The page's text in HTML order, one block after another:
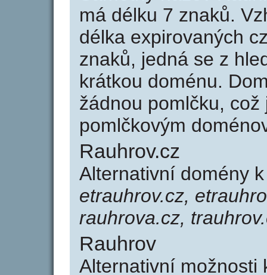
má délku 7 znaků.
délka expirovaných
znaků, jedná se z
krátkou doménu.
žádnou pomlčku,
pomlčkovým
Rauhrov.cz
Alternativní domény
etrauhrov.cz,
rauhrova.cz,
Rauhrov
Alternativní